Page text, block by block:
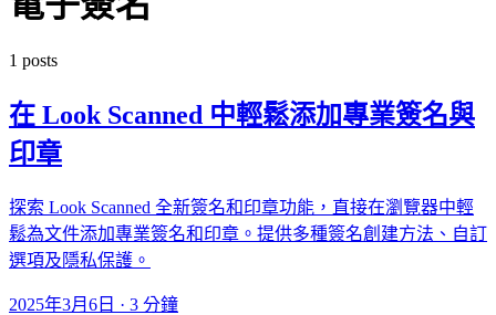
1 posts
在 Look Scanned 中輕鬆添加專業簽名與
印章
探索 Look Scanned 全新簽名和印章功能，直接在瀏覽器中輕
鬆為文件添加專業簽名和印章。提供多種簽名創建方法、自訂
選項及隱私保護。
2025年3月6日 · 3 分鐘